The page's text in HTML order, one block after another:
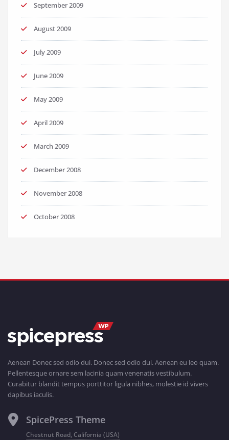
September 2009
August 2009
July 2009
June 2009
May 2009
April 2009
March 2009
December 2008
November 2008
October 2008
Aenean Donec sed odio dui. Donec sed odio dui. Aenean eu leo quam.
Pellentesque ornare sem lacinia quam venenatis vestibulum.
Curabitur blandit tempus porttitor ligula nibhes, molestie id vivers
dapibus iaculis.
SpicePress Theme
Chestnut Road, California (USA)